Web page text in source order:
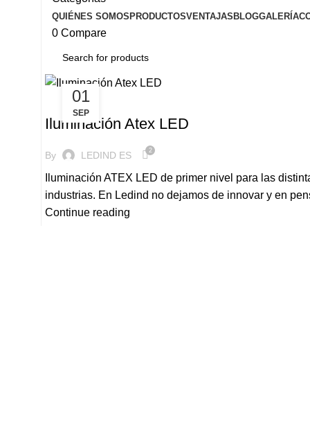
QUIÉNES SOMOS PRODUCTOSVENTAJAS BLOGGALERÍA
0 Compare
01
SEP
ILUMINACION LED
Iluminación Atex LED
By LEDIND ES 2
Iluminación ATEX LED de primer nivel para las
industrias. En Ledind no dejamos de innovar y en
Continue reading